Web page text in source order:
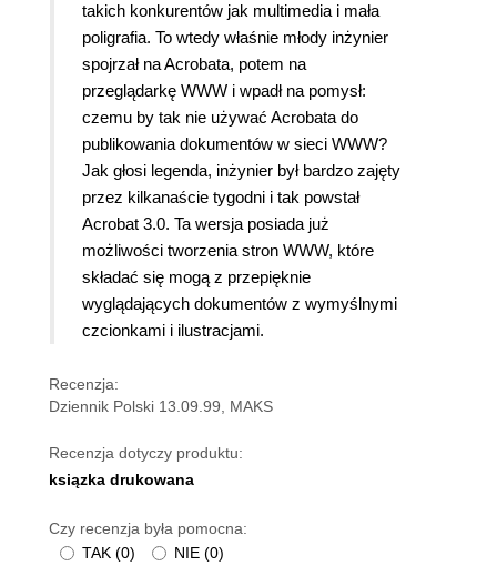
takich konkurentów jak multimedia i mała
poligrafia. To wtedy właśnie młody inżynier
spojrzał na Acrobata, potem na
przeglądarkę WWW i wpadł na pomysł:
czemu by tak nie używać Acrobata do
publikowania dokumentów w sieci WWW?
Jak głosi legenda, inżynier był bardzo zajęty
przez kilkanaście tygodni i tak powstał
Acrobat 3.0. Ta wersja posiada już
możliwości tworzenia stron WWW, które
składać się mogą z przepięknie
wyglądających dokumentów z wymyślnymi
czcionkami i ilustracjami.
Recenzja:
Dziennik Polski 13.09.99, MAKS
Recenzja dotyczy produktu:
ksiązka drukowana
Czy recenzja była pomocna:
TAK (0) NIE (0)